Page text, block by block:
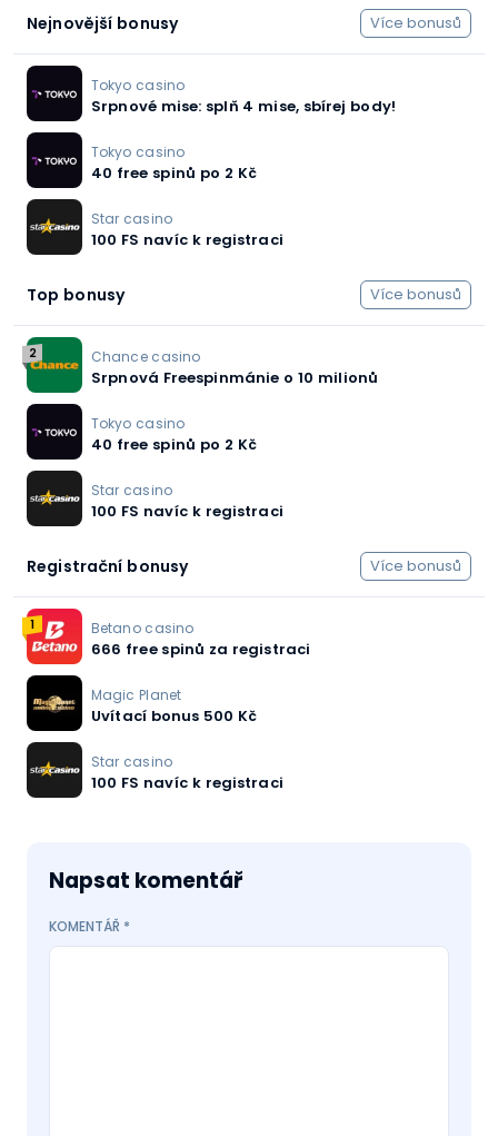
Nejnovější bonusy Více bonusů
Tokyo casino
Srpnové mise: splň 4 mise, sbírej body!
Tokyo casino
40 free spinů po 2 Kč
Star casino
100 FS navíc k registraci
Top bonusy Více bonusů
2 Chance casino
Srpnová Freespinmánie o 10 milionů
Tokyo casino
40 free spinů po 2 Kč
Star casino
100 FS navíc k registraci
Registrační bonusy Více bonusů
1 Betano casino
666 free spinů za registraci
Magic Planet
Uvítací bonus 500 Kč
Star casino
100 FS navíc k registraci
Napsat komentář
KOMENTÁŘ *